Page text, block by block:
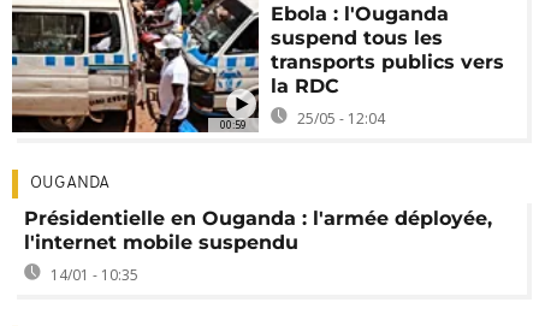
00:59
Ebola : l'Ouganda
suspend tous les
transports publics vers
la RDC
25/05 - 12:04
OUGANDA
Présidentielle en Ouganda : l'armée déployée,
l'internet mobile suspendu
14/01 - 10:35